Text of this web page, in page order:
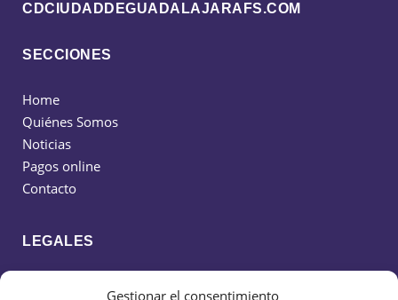
Gestionar el consentimiento
CDCIUDADDEGUADALAJARAFS.COM
SECCIONES
Home
Quiénes Somos
Noticias
Pagos online
Contacto
LEGALES